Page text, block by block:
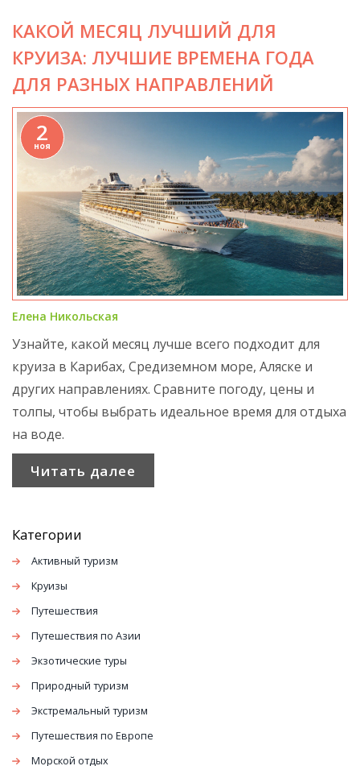
КАКОЙ МЕСЯЦ ЛУЧШИЙ ДЛЯ
КРУИЗА: ЛУЧШИЕ ВРЕМЕНА ГОДА
ДЛЯ РАЗНЫХ НАПРАВЛЕНИЙ
2
ноя
Елена Никольская
Узнайте, какой месяц лучше всего подходит для
круиза в Карибах, Средиземном море, Аляске и
других направлениях. Сравните погоду, цены и
толпы, чтобы выбрать идеальное время для отдыха
на воде.
Читать далее
Категории
Активный туризм
Круизы
Путешествия
Путешествия по Азии
Экзотические туры
Природный туризм
Экстремальный туризм
Путешествия по Европе
Морской отдых